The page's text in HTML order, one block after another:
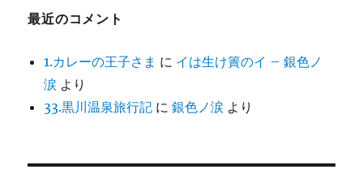
最近のコメント
1.カレーの王子さま に イは生け簀のイ – 銀色ノ
涙 より
33.黒川温泉旅行記 に銀色ノ涙 より